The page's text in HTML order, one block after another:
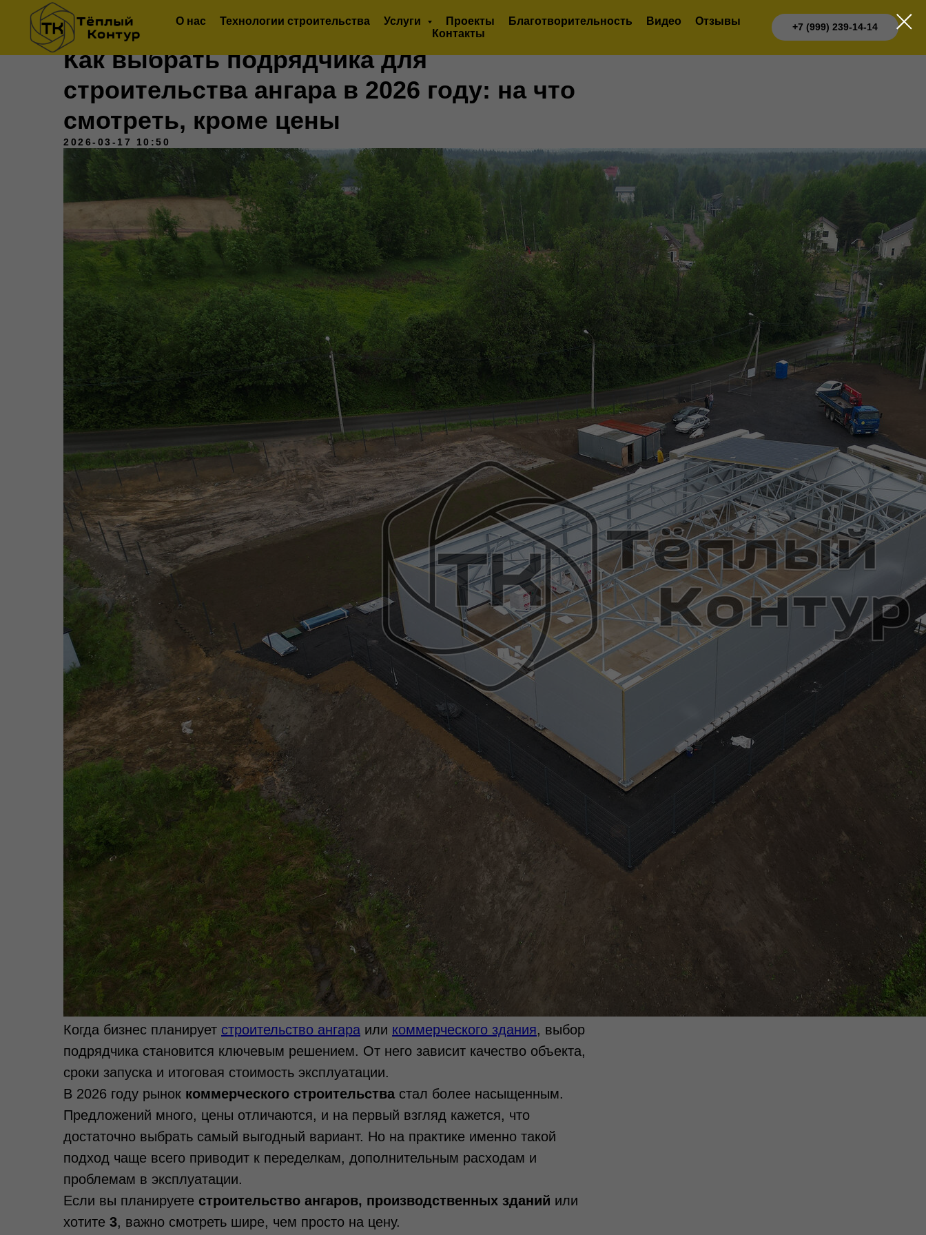
О нас Технологии строительства Услуги Проекты Благотворительность Видео
Отзывы
Контакты
+7 (999) 239-14-14
Как выбрать подрядчика для
строительства ангара в 2026 году: на что
смотреть, кроме цены
2026-03-17 10:50
Когда бизнес планирует строительство ангара или коммерческого здания, выбор
подрядчика становится ключевым решением. От него зависит качество объекта,
сроки запуска и итоговая стоимость эксплуатации.
В 2026 году рынок коммерческого строительства стал более насыщенным.
Предложений много, цены отличаются, и на первый взгляд кажется, что
достаточно выбрать самый выгодный вариант. Но на практике именно такой
подход чаще всего приводит к переделкам, дополнительным расходам и
проблемам в эксплуатации.
Если вы планируете строительство ангаров, производственных зданий или
хотите 3, важно смотреть шире, чем просто на цену.